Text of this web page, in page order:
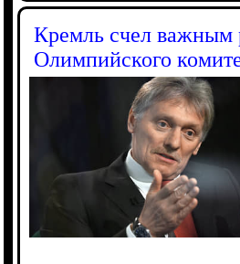
Кремль счел важным
Олимпийского